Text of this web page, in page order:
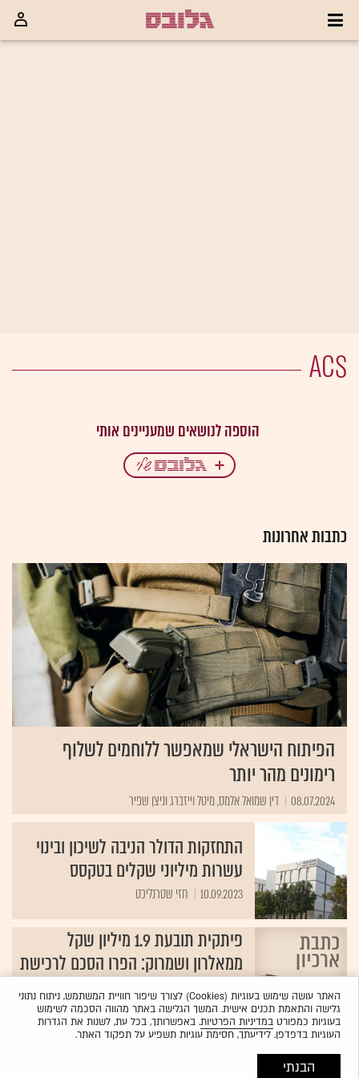
ACS
כתבות אחרונות
הפיתוח הישראלי שמאפשר ללוחמים לשלוף
רימונים מהר יותר
08.07.2024 דין שמואל אלמס, מיטל וייזברג וניצן שפיר
התחזקות הדולר הניבה לשיכון ובינוי
עשרות מיליוני שקלים בטקסס
10.09.2023 חזי שטרנליכט
פיתקית תובעת 1.9 מיליון שקל
ממאלרון ושמרוק: הפרו הסכם לרכישת
מניות ACS
03.11.2008 נועם שרביט‏
האתר עושה שימוש בעוגיות (Cookies) לצורך שיפור חוויית המשתמש, ניתוח נתוני
גלישה והתאמת תכנים אישית. המשך הגלישה באתר מהווה הסכמה לשימוש
בעוגיות כמפורטבמדיניות הפרטיות. באפשרותך, בכל עת, לשנות את הגדרות
העוגיות בדפדפן. לידיעתך, חסימת עוגיות תשפיע על תפקוד האתר.
הבנתי